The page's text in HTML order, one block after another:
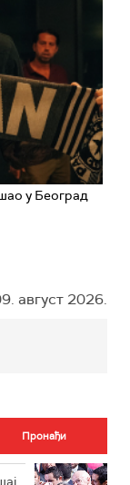
у Београд
август 2026.